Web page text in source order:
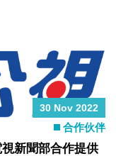
30 Nov 2022
合作伙伴
新聞部合作提供